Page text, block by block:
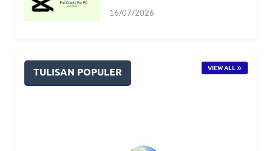
16/07/2026
TULISAN POPULER VIEW ALL